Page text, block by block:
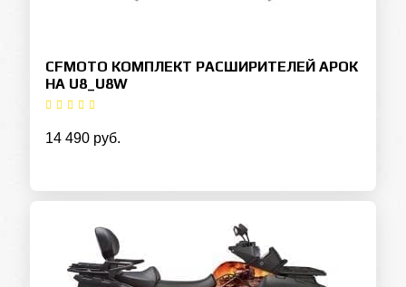
CFMOTO КОМПЛЕКТ РАСШИРИТЕЛЕЙ АРОК
НА U8_U8W
14 490 руб.